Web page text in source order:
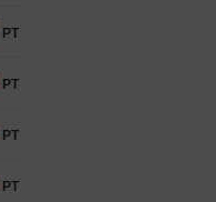
PT
PT
PT
PT